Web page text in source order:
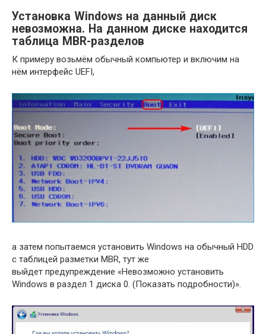
Установка Windows на данный диск
невозможна. На данном диске находится
таблица MBR-разделов
К примеру возьмём обычный компьютер и включим на
нём интерфейс UEFI,
а затем попытаемся установить Windows на обычный HDD
с таблицей разметки MBR, тут же
выйдет предупреждение «Невозможно установить
Windows в раздел 1 диска 0. (Показать подробности)».